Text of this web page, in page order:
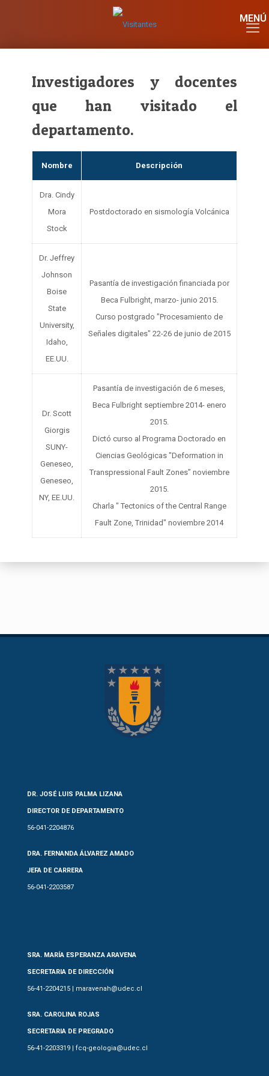
Investigadores y docentes
que han visitado el
departamento.
Nombre Descripción
Dra. Cindy
Mora
Stock
Postdoctorado en sismología Volcánica
Dr. Jeffrey
Johnson
Boise
State
University,
Idaho,
EE.UU.
Pasantía de investigación financiada por
Beca Fulbright, marzo- junio 2015.
Curso postgrado "Procesamiento de
Señales digitales" 22-26 de junio de 2015
Dr. Scott
Giorgis
SUNY-
Geneseo,
Geneseo,
NY, EE.UU.
Pasantía de investigación de 6 meses,
Beca Fulbright septiembre 2014- enero
2015.
Dictó curso al Programa Doctorado en
Ciencias Geológicas "Deformation in
Transpressional Fault Zones” noviembre
2015.
Charla " Tectonics of the Central Range
Fault Zone, Trinidad" noviembre 2014
DR. JOSÉ LUIS PALMA LIZANA
DIRECTOR DE DEPARTAMENTO
56-041-2204876
DRA. FERNANDA ÁLVAREZ AMADO
JEFA DE CARRERA
56-041-2203587
SRA. MARÍA ESPERANZA ARAVENA
SECRETARIA DE DIRECCIÓN
56-41-2204215 | maravenah@udec.cl
SRA. CAROLINA ROJAS
SECRETARIA DE PREGRADO
56-41-2203319 | fcq-geologia@udec.cl